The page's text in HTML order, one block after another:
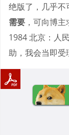
绝版了，几乎不
需要 ，可向博
1984 北京：人
助，我会当即受